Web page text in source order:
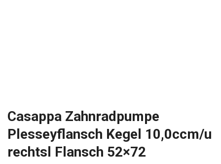
Casappa Zahnradpumpe
Plesseyflansch Kegel 10,0ccm/u
rechtsl Flansch 52×72